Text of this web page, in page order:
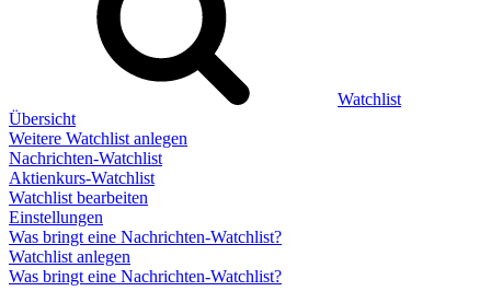
Watchlist
Übersicht
Weitere Watchlist anlegen
Nachrichten-Watchlist
Aktienkurs-Watchlist
Watchlist bearbeiten
Einstellungen
Was bringt eine Nachrichten-Watchlist?
Watchlist anlegen
Was bringt eine Nachrichten-Watchlist?